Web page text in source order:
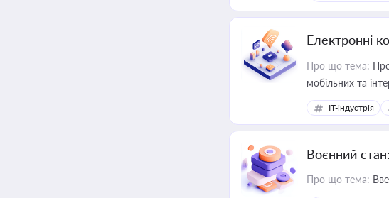
Електронні
Про що тема:
мобільних та
IT-індустрія
Воєнний
Про що тема: